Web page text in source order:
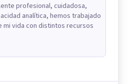
profesional, cuidadosa,
analítica, hemos trabajado
mi vida con distintos recursos